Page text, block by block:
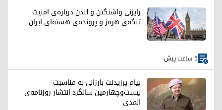
رایزنی واشنگتن و لندن درباره‌ی امنیت
تنگه‌ی هرمز و پرونده‌ی هسته‌ای ایران
5 ساعت پیش
پیام پرزیدنت بارزانی به مناسبت
بیست‌وچهارمین سالگرد انتشار روزنامه‌ی
المدی